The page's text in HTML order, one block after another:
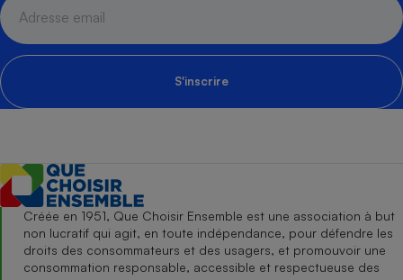
S'inscrire
Créée en 1951, Que Choisir Ensemble est une association à but
non lucratif qui agit, en toute indépendance, pour défendre les
droits des consommateurs et des usagers, et promouvoir une
consommation responsable, accessible et respectueuse des